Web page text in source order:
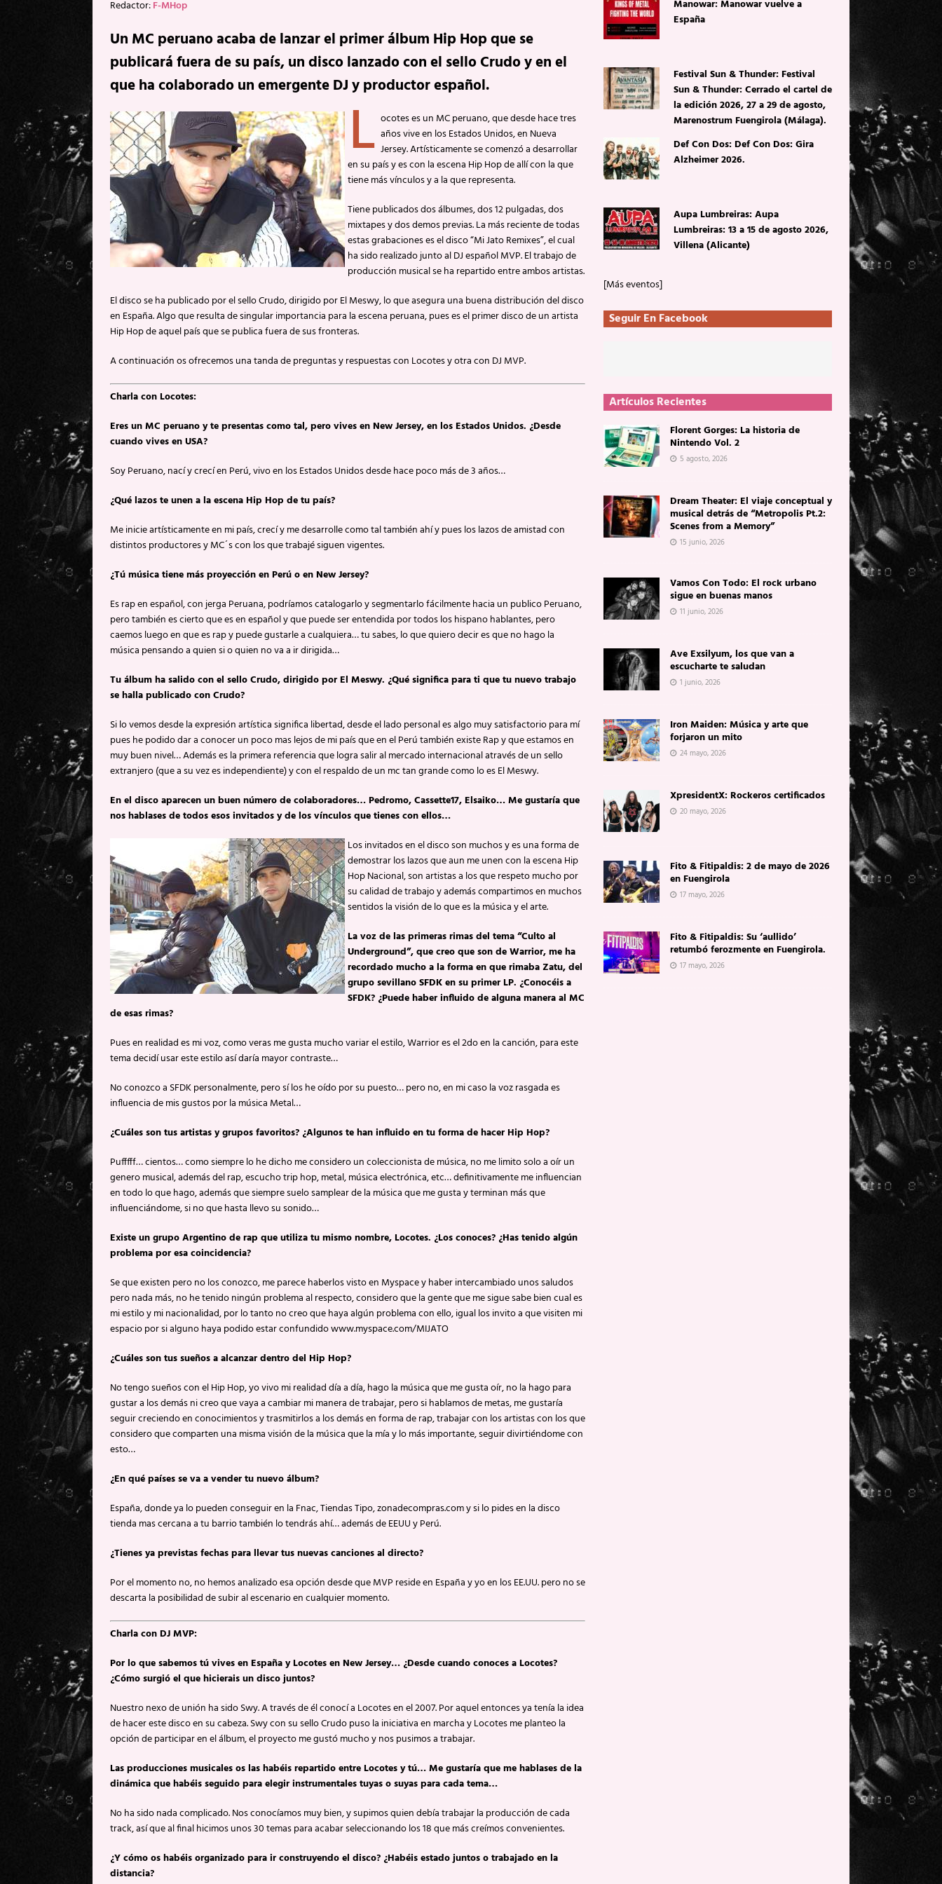
Redactor:F-MHop
Un MC peruano acaba de lanzar el primer álbum Hip Hop que se
publicará fuera de su país, un disco lanzado con el sello Crudo y en el
que ha colaborado un emergente DJ y productor español.
L ocotes es un MC peruano, que desde hace tres
años vive en los Estados Unidos, en Nueva
Jersey. Artísticamente se comenzó a desarrollar
en su país y es con la escena Hip Hop de allí con la que
tiene más vínculos y a la que representa.
Tiene publicados dos álbumes, dos 12 pulgadas, dos
mixtapes y dos demos previas. La más reciente de todas
estas grabaciones es el disco “Mi Jato Remixes”, el cual
ha sido realizado junto al DJ español MVP. El trabajo de
producción musical se ha repartido entre ambos artistas.
El disco se ha publicado por el sello Crudo, dirigido por El Meswy, lo que asegura una buena distribución del disco
en España. Algo que resulta de singular importancia para la escena peruana, pues es el primer disco de un artista
Hip Hop de aquel país que se publica fuera de sus fronteras.
A continuación os ofrecemos una tanda de preguntas y respuestas con Locotes y otra con DJ MVP.
Charla con Locotes:
Eres un MC peruano y te presentas como tal, pero vives en New Jersey, en los Estados Unidos. ¿Desde
cuando vives en USA?
Soy Peruano, nací y crecí en Perú, vivo en los Estados Unidos desde hace poco más de 3 años…
¿Qué lazos te unen a la escena Hip Hop de tu país?
Me inicie artísticamente en mi país, crecí y me desarrolle como tal también ahí y pues los lazos de amistad con
distintos productores y MC´s con los que trabajé siguen vigentes.
¿Tú música tiene más proyección en Perú o en New Jersey?
Es rap en español, con jerga Peruana, podríamos catalogarlo y segmentarlo fácilmente hacia un publico Peruano,
pero también es cierto que es en español y que puede ser entendida por todos los hispano hablantes, pero
caemos luego en que es rap y puede gustarle a cualquiera… tu sabes, lo que quiero decir es que no hago la
música pensando a quien si o quien no va a ir dirigida…
Tu álbum ha salido con el sello Crudo, dirigido por El Meswy. ¿Qué significa para ti que tu nuevo trabajo
se halla publicado con Crudo?
Si lo vemos desde la expresión artística significa libertad, desde el lado personal es algo muy satisfactorio para mí
pues he podido dar a conocer un poco mas lejos de mi país que en el Perú también existe Rap y que estamos en
muy buen nivel… Además es la primera referencia que logra salir al mercado internacional através de un sello
extranjero (que a su vez es independiente) y con el respaldo de un mc tan grande como lo es El Meswy.
En el disco aparecen un buen número de colaboradores… Pedromo, Cassette17, Elsaiko… Me gustaría que
nos hablases de todos esos invitados y de los vínculos que tienes con ellos…
Los invitados en el disco son muchos y es una forma de
demostrar los lazos que aun me unen con la escena Hip
Hop Nacional, son artistas a los que respeto mucho por
su calidad de trabajo y además compartimos en muchos
sentidos la visión de lo que es la música y el arte.
La voz de las primeras rimas del tema “Culto al
Underground”, que creo que son de Warrior, me ha
recordado mucho a la forma en que rimaba Zatu, del
grupo sevillano SFDK en su primer LP. ¿Conocéis a
SFDK? ¿Puede haber influido de alguna manera al MC
de esas rimas?
Pues en realidad es mi voz, como veras me gusta mucho variar el estilo, Warrior es el 2do en la canción, para este
tema decidí usar este estilo así daría mayor contraste…
No conozco a SFDK personalmente, pero sí los he oído por su puesto… pero no, en mi caso la voz rasgada es
influencia de mis gustos por la música Metal…
¿Cuáles son tus artistas y grupos favoritos? ¿Algunos te han influido en tu forma de hacer Hip Hop?
Pufffff… cientos… como siempre lo he dicho me considero un coleccionista de música, no me limito solo a oír un
genero musical, además del rap, escucho trip hop, metal, música electrónica, etc… definitivamente me influencian
en todo lo que hago, además que siempre suelo samplear de la música que me gusta y terminan más que
influenciándome, si no que hasta llevo su sonido…
Existe un grupo Argentino de rap que utiliza tu mismo nombre, Locotes. ¿Los conoces? ¿Has tenido algún
problema por esa coincidencia?
Se que existen pero no los conozco, me parece haberlos visto en Myspace y haber intercambiado unos saludos
pero nada más, no he tenido ningún problema al respecto, considero que la gente que me sigue sabe bien cual es
mi estilo y mi nacionalidad, por lo tanto no creo que haya algún problema con ello, igual los invito a que visiten mi
espacio por si alguno haya podido estar confundido www.myspace.com/MIJATO
¿Cuáles son tus sueños a alcanzar dentro del Hip Hop?
No tengo sueños con el Hip Hop, yo vivo mi realidad día a día, hago la música que me gusta oír, no la hago para
gustar a los demás ni creo que vaya a cambiar mi manera de trabajar, pero si hablamos de metas, me gustaría
seguir creciendo en conocimientos y trasmitirlos a los demás en forma de rap, trabajar con los artistas con los que
considero que comparten una misma visión de la música que la mía y lo más importante, seguir divirtiéndome con
esto…
¿En qué países se va a vender tu nuevo álbum?
España, donde ya lo pueden conseguir en la Fnac, Tiendas Tipo, zonadecompras.com y si lo pides en la disco
tienda mas cercana a tu barrio también lo tendrás ahí… además de EEUU y Perú.
¿Tienes ya previstas fechas para llevar tus nuevas canciones al directo?
Por el momento no, no hemos analizado esa opción desde que MVP reside en España y yo en los EE.UU. pero no se
descarta la posibilidad de subir al escenario en cualquier momento.
Charla con DJ MVP:
Por lo que sabemos tú vives en España y Locotes en New Jersey… ¿Desde cuando conoces a Locotes?
¿Cómo surgió el que hicierais un disco juntos?
Nuestro nexo de unión ha sido Swy. A través de él conocí a Locotes en el 2007. Por aquel entonces ya tenía la idea
de hacer este disco en su cabeza. Swy con su sello Crudo puso la iniciativa en marcha y Locotes me planteo la
opción de participar en el álbum, el proyecto me gustó mucho y nos pusimos a trabajar.
Las producciones musicales os las habéis repartido entre Locotes y tú… Me gustaría que me hablases de la
dinámica que habéis seguido para elegir instrumentales tuyas o suyas para cada tema…
No ha sido nada complicado. Nos conocíamos muy bien, y supimos quien debía trabajar la producción de cada
track, así que al final hicimos unos 30 temas para acabar seleccionando los 18 que más creímos convenientes.
¿Y cómo os habéis organizado para ir construyendo el disco? ¿Habéis estado juntos o trabajado en la
distancia?
Manowar: Manowar vuelve a
España
Festival Sun & Thunder: Festival
Sun & Thunder: Cerrado el cartel de
la edición 2026, 27 a 29 de agosto,
Marenostrum Fuengirola (Málaga).
Def Con Dos: Def Con Dos: Gira
Alzheimer 2026.
Aupa Lumbreiras: Aupa
Lumbreiras: 13 a 15 de agosto 2026,
Villena (Alicante)
[Más eventos]
Seguir En Facebook
Artículos Recientes
Florent Gorges: La historia de
Nintendo Vol. 2
5 agosto, 2026
Dream Theater: El viaje conceptual y
musical detrás de “Metropolis Pt.2:
Scenes from a Memory”
15 junio, 2026
Vamos Con Todo: El rock urbano
sigue en buenas manos
11 junio, 2026
Ave Exsilyum, los que van a
escucharte te saludan
1 junio, 2026
Iron Maiden: Música y arte que
forjaron un mito
24 mayo, 2026
XpresidentX: Rockeros certificados
20 mayo, 2026
Fito & Fitipaldis: 2 de mayo de 2026
en Fuengirola
17 mayo, 2026
Fito & Fitipaldis: Su ‘aullido’
retumbó ferozmente en Fuengirola.
17 mayo, 2026